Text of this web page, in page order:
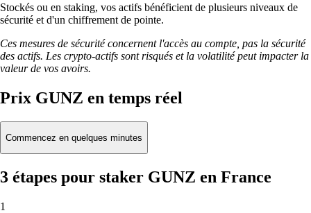
Stockés ou en staking, vos actifs bénéficient de plusieurs niveaux de
sécurité et d'un chiffrement de pointe.
Ces mesures de sécurité concernent l'accès au compte, pas la sécurité
des actifs. Les crypto-actifs sont risqués et la volatilité peut impacter la
valeur de vos avoirs.
Prix GUNZ en temps réel
Commencez en quelques minutes
3 étapes pour staker GUNZ en France
1